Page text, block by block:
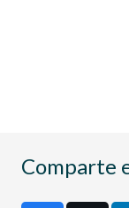
Comparte